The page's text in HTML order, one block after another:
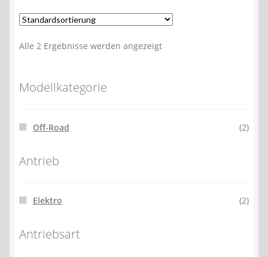
Alle 2 Ergebnisse werden angezeigt
Modellkategorie
Off-Road (2)
Antrieb
Elektro (2)
Antriebsart